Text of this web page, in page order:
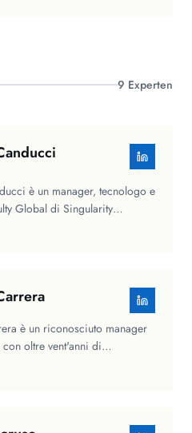
9 Experten
è un manager, tecnologo e
Global di Singularity
è un riconosciuto manager
oltre vent'anni di